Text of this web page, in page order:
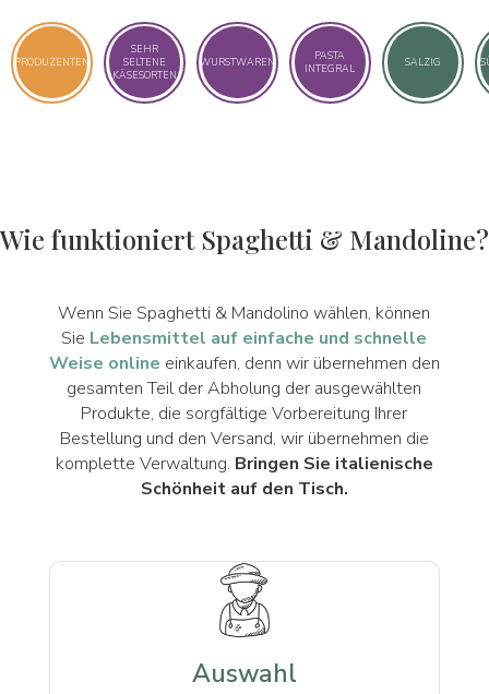
PRODUZENTEN
SEHR
SELTENE
KÄSESORTEN
WURSTWAREN
PASTA
INTEGRAL
SALZIG
Wie funktioniert Spaghetti & Mandoline?
Wenn Sie Spaghetti & Mandolino wählen, können
Sie Lebensmittel auf einfache und schnelle
Weise online einkaufen, denn wir übernehmen den
gesamten Teil der Abholung der ausgewählten
Produkte, die sorgfältige Vorbereitung Ihrer
Bestellung und den Versand, wir übernehmen die
komplette Verwaltung. Bringen Sie italienische
Schönheit auf den Tisch.
Auswahl